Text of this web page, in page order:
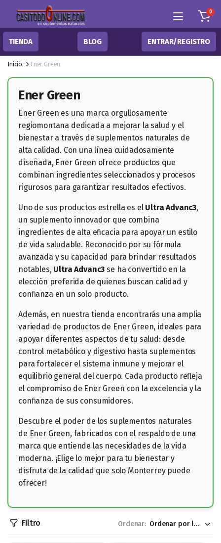
0
TIENDA BLOG ENTRAR/REGISTRO
Inicio Ener Green
Ener Green
Ener Green es una marca orgullosamente
regiomontana dedicada a mejorar la salud y el
bienestar a través de suplementos naturales de
alta calidad. Con una línea cuidadosamente
diseñada, Ener Green ofrece productos que
combinan ingredientes seleccionados y procesos
rigurosos para garantizar resultados efectivos.
Uno de sus productos estrella es el Ultra Advanc3,
un suplemento innovador que combina
ingredientes de alta eficacia para apoyar un estilo
de vida saludable. Reconocido por su fórmula
avanzada y su capacidad para brindar resultados
notables, Ultra Advanc3 se ha convertido en la
elección preferida de quienes buscan calidad y
confianza en un solo producto.
Además, en nuestra tienda encontrarás una amplia
variedad de productos de Ener Green, ideales para
apoyar diferentes aspectos de tu salud: desde
control metabólico y digestivo hasta suplementos
para fortalecer el sistema inmune y mejorar el
equilibrio general del cuerpo. Cada producto refleja
el compromiso de Ener Green con la excelencia y la
confianza de sus consumidores.
Descubre el poder de los suplementos naturales
de Ener Green, fabricados con el respaldo de una
marca que entiende las necesidades de la vida
moderna. ¡Elige lo mejor para tu bienestar y
disfruta de la calidad que solo Monterrey puede
ofrecer!
Filtro Ordenar: